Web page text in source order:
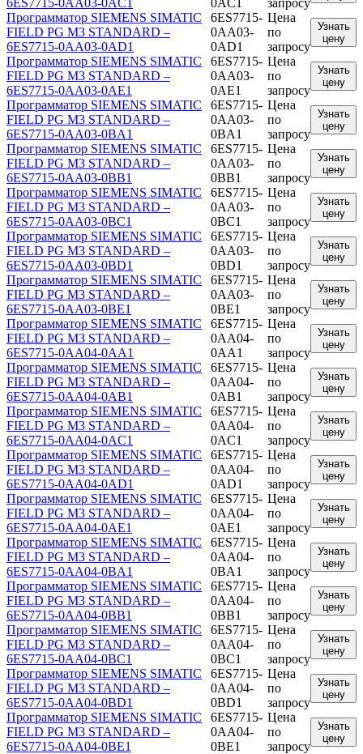
Программатор SIEMENS SIMATIC
FIELD PG M3 STANDARD –
6ES7715-0AA03-0AD1
6ES7715-
0AA03-
0AD1
Цена
по
запросу
Узнать
цену
Программатор SIEMENS SIMATIC
FIELD PG M3 STANDARD –
6ES7715-0AA03-0AE1
6ES7715-
0AA03-
0AE1
Цена
по
запросу
Узнать
цену
Программатор SIEMENS SIMATIC
FIELD PG M3 STANDARD –
6ES7715-0AA03-0BA1
6ES7715-
0AA03-
0BA1
Цена
по
запросу
Узнать
цену
Программатор SIEMENS SIMATIC
FIELD PG M3 STANDARD –
6ES7715-0AA03-0BB1
6ES7715-
0AA03-
0BB1
Цена
по
запросу
Узнать
цену
Программатор SIEMENS SIMATIC
FIELD PG M3 STANDARD –
6ES7715-0AA03-0BC1
6ES7715-
0AA03-
0BC1
Цена
по
запросу
Узнать
цену
Программатор SIEMENS SIMATIC
FIELD PG M3 STANDARD –
6ES7715-0AA03-0BD1
6ES7715-
0AA03-
0BD1
Цена
по
запросу
Узнать
цену
Программатор SIEMENS SIMATIC
FIELD PG M3 STANDARD –
6ES7715-0AA03-0BE1
6ES7715-
0AA03-
0BE1
Цена
по
запросу
Узнать
цену
Программатор SIEMENS SIMATIC
FIELD PG M3 STANDARD –
6ES7715-0AA04-0AA1
6ES7715-
0AA04-
0AA1
Цена
по
запросу
Узнать
цену
Программатор SIEMENS SIMATIC
FIELD PG M3 STANDARD –
6ES7715-0AA04-0AB1
6ES7715-
0AA04-
0AB1
Цена
по
запросу
Узнать
цену
Программатор SIEMENS SIMATIC
FIELD PG M3 STANDARD –
6ES7715-0AA04-0AC1
6ES7715-
0AA04-
0AC1
Цена
по
запросу
Узнать
цену
Программатор SIEMENS SIMATIC
FIELD PG M3 STANDARD –
6ES7715-0AA04-0AD1
6ES7715-
0AA04-
0AD1
Цена
по
запросу
Узнать
цену
Программатор SIEMENS SIMATIC
FIELD PG M3 STANDARD –
6ES7715-0AA04-0AE1
6ES7715-
0AA04-
0AE1
Цена
по
запросу
Узнать
цену
Программатор SIEMENS SIMATIC
FIELD PG M3 STANDARD –
6ES7715-0AA04-0BA1
6ES7715-
0AA04-
0BA1
Цена
по
запросу
Узнать
цену
Программатор SIEMENS SIMATIC
FIELD PG M3 STANDARD –
6ES7715-0AA04-0BB1
6ES7715-
0AA04-
0BB1
Цена
по
запросу
Узнать
цену
Программатор SIEMENS SIMATIC
FIELD PG M3 STANDARD –
6ES7715-0AA04-0BC1
6ES7715-
0AA04-
0BC1
Цена
по
запросу
Узнать
цену
Программатор SIEMENS SIMATIC
FIELD PG M3 STANDARD –
6ES7715-0AA04-0BD1
6ES7715-
0AA04-
0BD1
Цена
по
запросу
Узнать
цену
Программатор SIEMENS SIMATIC
FIELD PG M3 STANDARD –
6ES7715-0AA04-0BE1
6ES7715-
0AA04-
0BE1
Цена
по
запросу
Узнать
цену